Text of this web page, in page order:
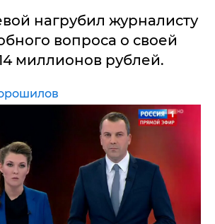
нагрубил журналисту
вопроса о своей
миллионов рублей.